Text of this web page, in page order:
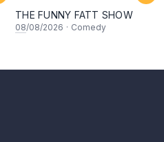
THE FUNNY FATT SHOW
08/08/2026 · Comedy